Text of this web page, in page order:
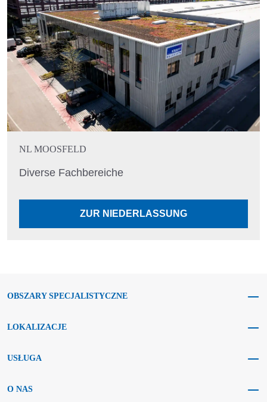
NL MOOSFELD
Diverse Fachbereiche
ZUR NIEDERLASSUNG
OBSZARY SPECJALISTYCZNE
LOKALIZACJE
USŁUGA
O NAS